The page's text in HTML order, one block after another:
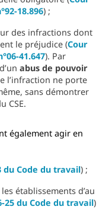
18.896) ;
des infractions dont
le préjudice (Cour
41.647). Par
abus de pouvoir
l’infraction ne porte
sans démontrer
CSE.
également agir en
du Code du travail) ;
établissements d’au
25 du Code du travail)